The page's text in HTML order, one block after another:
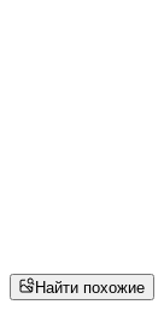
Найти похожие